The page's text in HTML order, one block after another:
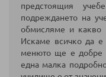
предстоящия
подреждането на
обмисляме и какво
Искаме всичко да е
менюто ще е добре
една малка